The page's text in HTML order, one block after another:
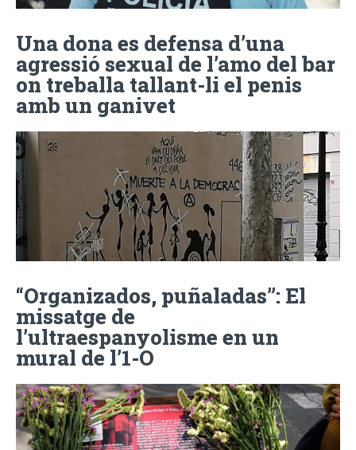
Una dona es defensa d’una
agressió sexual de l’amo del bar
on treballa tallant-li el penis
amb un ganivet
“Organizados, puñaladas”: El
missatge de
l’ultraespanyolisme en un
mural de l’1-O